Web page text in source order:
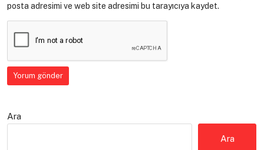
posta adresimi ve web site adresimi bu tarayıcıya kaydet.
Ara
Ara